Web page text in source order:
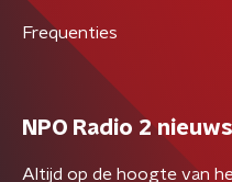
Frequenties
NPO Radio 2
Altijd op de hoogte van